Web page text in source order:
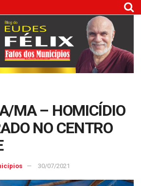
MA – HOMICÍDIO
NO CENTRO
30/07/2021